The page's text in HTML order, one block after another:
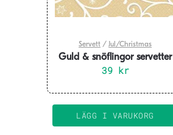
Servett /Jul/Christmas
Guld & snöflingor servetter
39 kr
LÄGG I VARUKORG